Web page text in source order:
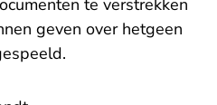
te verstrekken
geven over hetgeen